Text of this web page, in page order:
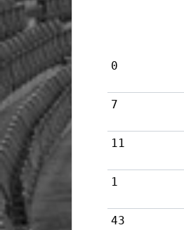
0
7
11
1
43